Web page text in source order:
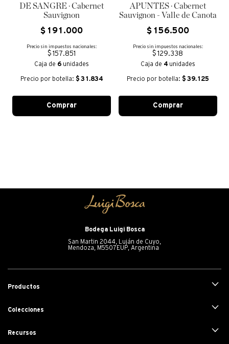
DE SANGRE · Cabernet
Sauvignon
$ 191 .000
Precio sin impuestos nacionales:
$ 157.851
Caja de 6 unidades
Precio por botella: $ 31.834
Comprar
APUNTES · Cabernet
Sauvignon - Valle de Canota
$ 156.500
Precio sin impuestos nacionales:
$ 129.338
Caja de 4 unidades
Precio por botella: $ 39.125
Comprar
Bodega Luigi Bosca
San Martin 2044, Luján de Cuyo,
Mendoza, M5507EUP, Argentina
Productos
Colecciones
Recursos